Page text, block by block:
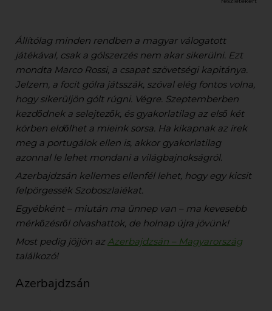
Állítólag minden rendben a magyar válogatott
játékával, csak a gólszerzés nem akar sikerülni. Ezt
mondta Marco Rossi, a csapat szövetségi kapitánya.
Jelzem, a focit gólra játsszák, szóval elég fontos volna,
hogy sikerüljön gólt rúgni. Végre. Szeptemberben
kezdődnek a selejtezők, és gyakorlatilag az első két
körben eldőlhet a mieink sorsa. Ha kikapnak az írek
meg a portugálok ellen is, akkor gyakorlatilag
azonnal le lehet mondani a világbajnokságról.
Azerbajdzsán kellemes ellenfél lehet, hogy egy kicsit
felpörgessék Szoboszlaiékat.
Egyébként – miután ma ünnep van – ma kevesebb
mérkőzésről olvashattok, de holnap újra jövünk!
Most pedig jöjjön azAzerbajdzsán – Magyarország
találkozó!
Azerbajdzsán